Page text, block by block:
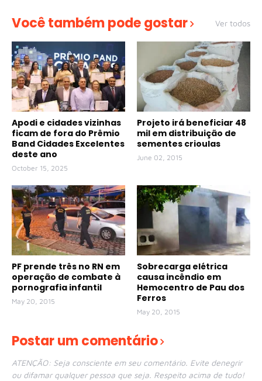
Você também pode gostar Ver todos
Apodi e cidades vizinhas
ficam de fora do Prêmio
Band Cidades Excelentes
deste ano
October 15, 2025
Projeto irá beneficiar 48
mil em distribuição de
sementes crioulas
June 02, 2015
PF prende três no RN em
operação de combate à
pornografia infantil
May 20, 2015
Sobrecarga elétrica
causa incêndio em
Hemocentro de Pau dos
Ferros
May 20, 2015
Postar um comentário
ATENÇÃO: Seja consciente em seu comentário. Evite denegrir
ou difamar qualquer pessoa que seja. Respeito acima de tudo!